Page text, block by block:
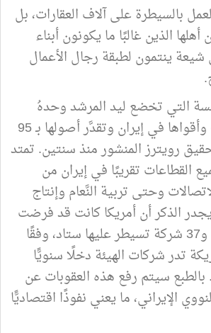
بالسيطرة على آلاف العقارات، بل
الذين غالبًا ما يكونون أبناء
شيعة ينتمون لطبقة رجال الأعمال
التي تخضع ليد المرشد وحدهُ
إحدى كبرى الهيئات وأقواها في إيران وتقدَّر أصولها بـ 95
رويترز المنشور منذ سنتين. تمتد
القطاعات تقريبًا في إيران من
وحتى تربية النَّعام وإنتاج
الذكر أن أمريكا كانت قد فرضت
عقوبات على الهيئة و37 شركة تسيطر عليها ستاد، وفقًا
تدر شركات الهيئة دخلًا سنويًّا
بالطبع سيتم رفع هذه العقوبات عن
الإيراني، ما يعني نفوذًا اقتصاديًّا